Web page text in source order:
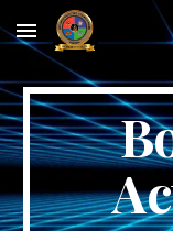
Skip to main content